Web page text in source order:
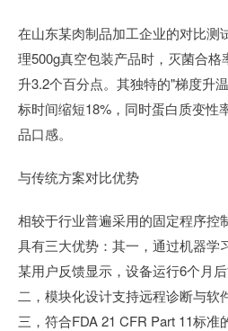
在山东某肉制品加工企业的对比测
理500g真空包装产品时，灭菌合格
升3.2个百分点。其独特的"梯度升
标时间缩短18%，同时蛋白质变性
品口感。
与传统方案对比优势
相较于行业普遍采用的固定程序控
具有三大优势：其一，通过机器学
某用户反馈显示，设备运行6个月
二，模块化设计支持远程诊断与软
三，符合FDA 21 CFR Part 11标准